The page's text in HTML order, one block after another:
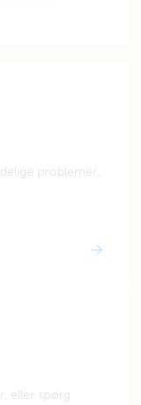
problemer,
eller spørg